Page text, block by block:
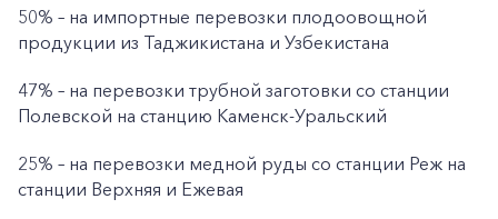
50% – на импортные перевозки плодоовощной
продукции из Таджикистана и Узбекистана
47% – на перевозки трубной заготовки со станции
Полевской на станцию Каменск-Уральский
25% – на перевозки медной руды со станции Реж на
станции Верхняя и Ежевая